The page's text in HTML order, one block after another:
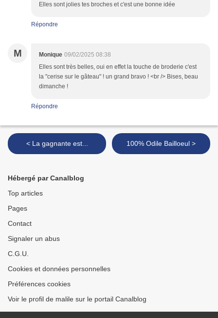
Elles sont jolies tes broches et c'est une bonne idée
Répondre
M Monique 09/02/2025 08:38
Elles sont très belles, oui en effet la touche de broderie c'est
la "cerise sur le gâteau" ! un grand bravo ! <br /> Bises, beau
dimanche !
Répondre
< La gagnante est... 100% Odile Bailloeul >
Hébergé par Canalblog
Top articles
Pages
Contact
Signaler un abus
C.G.U.
Cookies et données personnelles
Préférences cookies
Voir le profil de malile sur le portail Canalblog